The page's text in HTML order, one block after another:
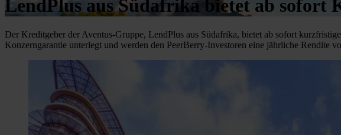
LendPlus aus Südafrika bietet ab sofort
Der Kreditgeber der Aventus-Gruppe, LendPlus aus Südafrika, bietet ab sofort
Konzerngarantie unterlegt und werden den PeerBerry-Investoren eine jährliche Rendite